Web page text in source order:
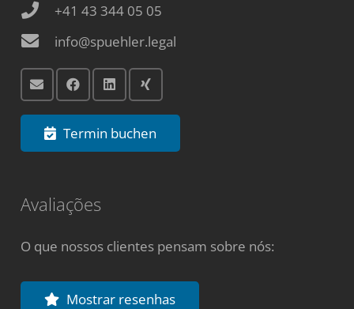
+41 43 344 05 05
info@spuehler.legal
Termin buchen
Avaliações
O que nossos clientes pensam sobre nós:
Mostrar resenhas